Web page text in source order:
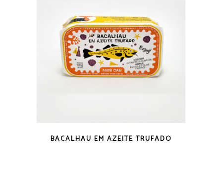
BACALHAU EM AZEITE TRUFADO